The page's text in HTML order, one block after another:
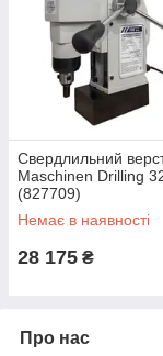
Свердлильний
Maschinen Drilling
(827709)
Немає в наявності
28 175 ₴
Про нас